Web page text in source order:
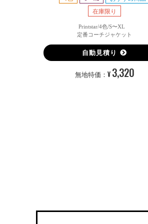
在庫限り
Printstar/4色/S〜XL
定番コーチジャケット
自動見積り
無地特価： ¥ 3,320